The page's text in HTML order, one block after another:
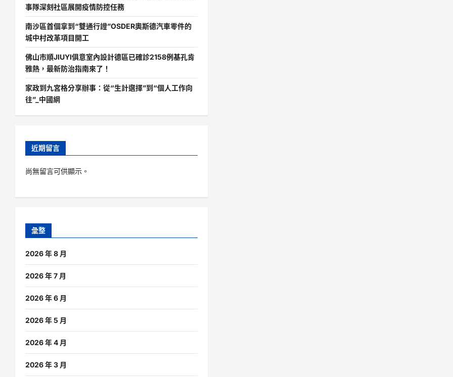
事隊深刻社區展開疫情防控任務
南沙區首個拿到“雙通行證”OSDER奧斯德汽車零件的
城中村改革項目開工
佛山市順JIUYI俱意室內設計德區已確診2158例基孔肯
雅熱，最新防治指南來了！
家政到九宮格分享辦事：從“生計選擇”到“個人工作向
往”_中國網
近期留言
尚無留言可供顯示。
彙整
2026 年 8 月
2026 年 7 月
2026 年 6 月
2026 年 5 月
2026 年 4 月
2026 年 3 月